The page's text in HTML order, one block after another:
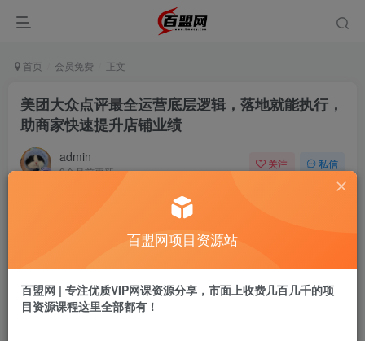
首页 会员免费 正文
美团大众点评最全运营底层逻辑，落地就能执行，
助商家快速提升店铺业绩
admin
9个月前更新
关注 私信
盟币 9.9
百盟网项目资源站
百盟网 | 专注优质VIP网课资源分享，市面上收费几百几千的项
目资源课程这里全部都有！